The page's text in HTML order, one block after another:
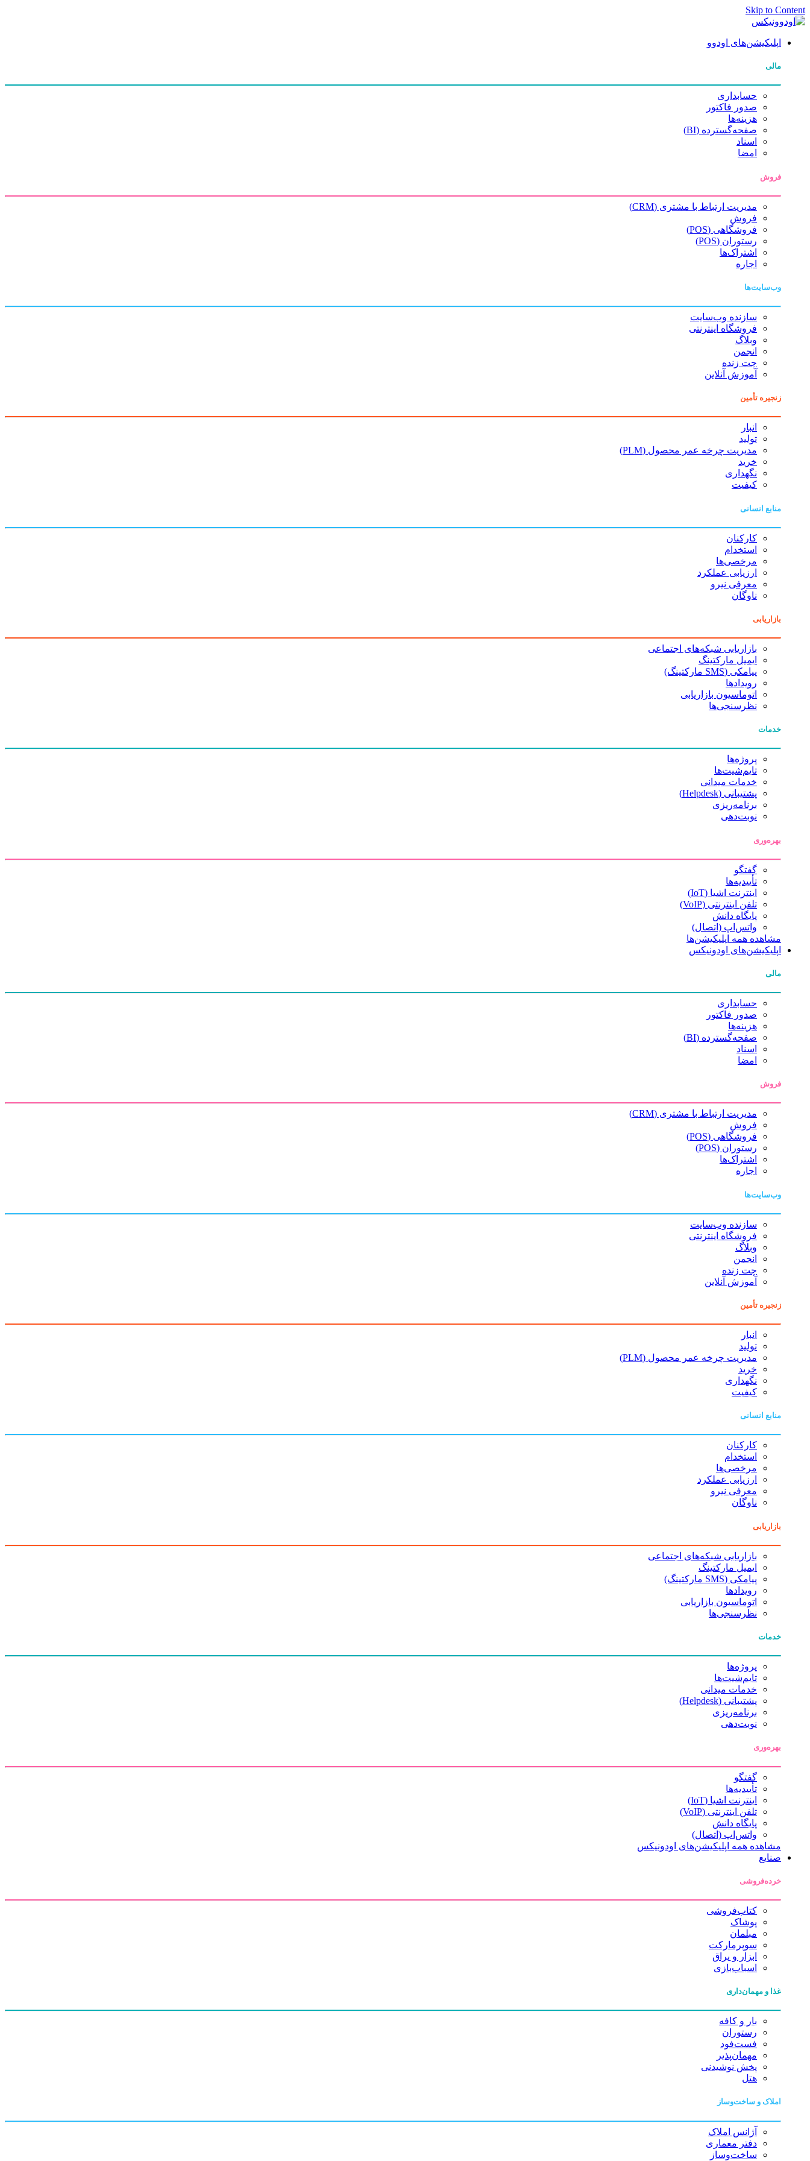
Skip to Content
اپلیکیشن‌های اودوو
مالی
حسابداری
صدور فاکتور
هزینه‌ها
صفحه‌گسترده (BI)
اسناد
امضا
فروش
مدیریت ارتباط با مشتری (CRM)
فروش
فروشگاهی (POS)
رستوران (POS)
اشتراک‌ها
اجاره
وب‌سایت‌ها
سازنده وب‌سایت
فروشگاه اینترنتی
وبلاگ
انجمن
چت زنده
آموزش آنلاین
زنجیره تأمین
انبار
تولید
مدیریت چرخه عمر محصول (PLM)
خرید
نگهداری
کیفیت
منابع انسانی
کارکنان
استخدام
مرخصی‌ها
ارزیابی عملکرد
معرفی نیرو
ناوگان
بازاریابی
بازاریابی شبکه‌های اجتماعی
ایمیل مارکتینگ
پیامکی (SMS مارکتینگ)
رویدادها
اتوماسیون بازاریابی
نظرسنجی‌ها
خدمات
پروژه‌ها
تایم‌شیت‌ها
خدمات میدانی
پشتیبانی (Helpdesk)
برنامه‌ریزی
نوبت‌دهی
بهره‌وری
گفتگو
تأییدیه‌ها
اینترنت اشیا (IoT)
تلفن اینترنتی (VoIP)
پایگاه دانش
واتس‌اپ (اتصال)
مشاهده همه اپلیکیشن‌ها
اپلیکیشن‌های اودونیکس
مالی
حسابداری
صدور فاکتور
هزینه‌ها
صفحه‌گسترده (BI)
اسناد
امضا
فروش
مدیریت ارتباط با مشتری (CRM)
فروش
فروشگاهی (POS)
رستوران (POS)
اشتراک‌ها
اجاره
وب‌سایت‌ها
سازنده وب‌سایت
فروشگاه اینترنتی
وبلاگ
انجمن
چت زنده
آموزش آنلاین
زنجیره تأمین
انبار
تولید
مدیریت چرخه عمر محصول (PLM)
خرید
نگهداری
کیفیت
منابع انسانی
کارکنان
استخدام
مرخصی‌ها
ارزیابی عملکرد
معرفی نیرو
ناوگان
بازاریابی
بازاریابی شبکه‌های اجتماعی
ایمیل مارکتینگ
پیامکی (SMS مارکتینگ)
رویدادها
اتوماسیون بازاریابی
نظرسنجی‌ها
خدمات
پروژه‌ها
تایم‌شیت‌ها
خدمات میدانی
پشتیبانی (Helpdesk)
برنامه‌ریزی
نوبت‌دهی
بهره‌وری
گفتگو
تأییدیه‌ها
اینترنت اشیا (IoT)
تلفن اینترنتی (VoIP)
پایگاه دانش
واتس‌اپ (اتصال)
مشاهده همه اپلیکیشن‌های اودونیکس
صنایع
خرده‌فروشی
کتاب‌فروشی
پوشاک
مبلمان
سوپرمارکت
ابزار و یراق
اسباب‌بازی
غذا و مهمان‌داری
بار و کافه
رستوران
فست‌فود
مهمان‌پذیر
پخش نوشیدنی
هتل
املاک و ساخت‌وساز
آژانس املاک
دفتر معماری
ساخت‌وساز